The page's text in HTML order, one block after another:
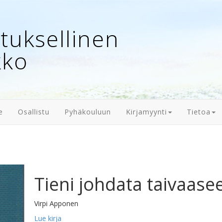
Osallistu Pyhäkouluun Kirjamyynti Tietoa
Tieni johdata
Virpi Apponen
Lue kirja